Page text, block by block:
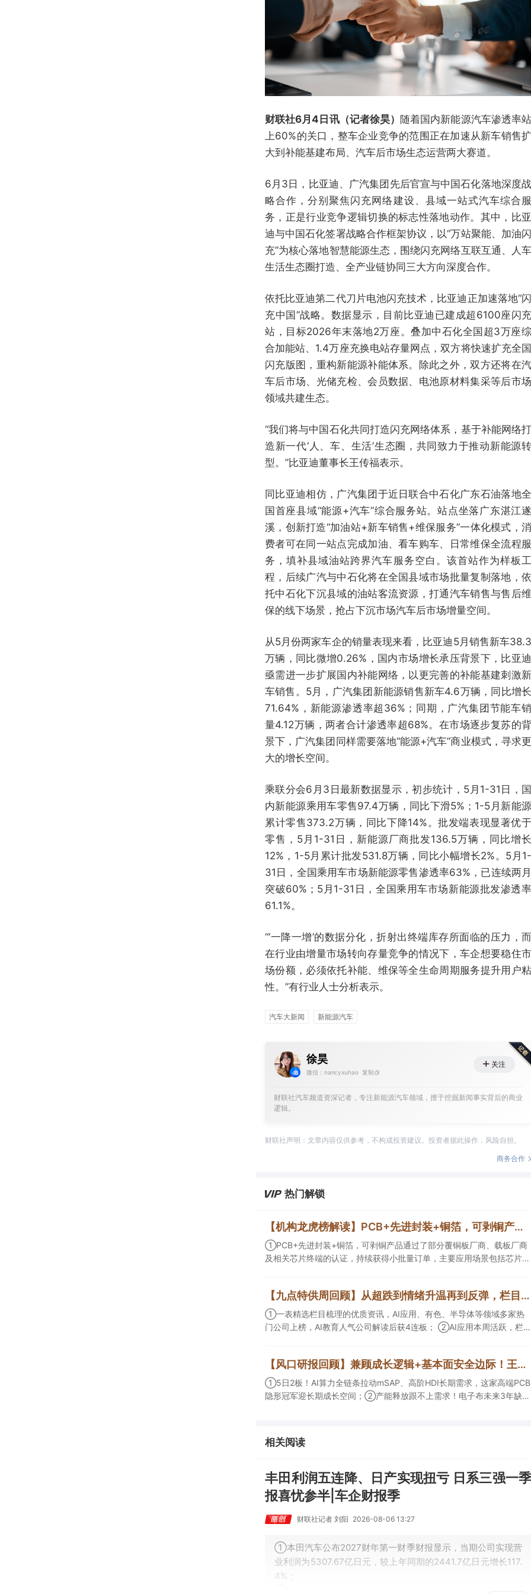
财联社6月4日讯（记者徐昊） 随着国内新能源汽车渗透率站
上60%的关口，整车企业竞争的范围正在加速从新车销售扩
大到补能基建布局、汽车后市场生态运营两大赛道。
6月3日，比亚迪、广汽集团先后官宣与中国石化落地深度战
略合作，分别聚焦闪充网络建设、县域一站式汽车综合服
务，正是行业竞争逻辑切换的标志性落地动作。其中，比亚
迪与中国石化签署战略合作框架协议，以“万站聚能、加油闪
充”为核心落地智慧能源生态，围绕闪充网络互联互通、人车
生活生态圈打造、全产业链协同三大方向深度合作。
依托比亚迪第二代刀片电池闪充技术，比亚迪正加速落地“闪
充中国”战略。数据显示，目前比亚迪已建成超6100座闪充
站，目标2026年末落地2万座。叠加中石化全国超3万座综
合加能站、1.4万座充换电站存量网点，双方将快速扩充全国
闪充版图，重构新能源补能体系。除此之外，双方还将在汽
车后市场、光储充检、会员数据、电池原材料集采等后市场
领域共建生态。
“我们将与中国石化共同打造闪充网络体系，基于补能网络打
造新一代‘人、车、生活’生态圈，共同致力于推动新能源转
型。”比亚迪董事长王传福表示。
同比亚迪相仿，广汽集团于近日联合中石化广东石油落地全
国首座县域“能源+汽车”综合服务站。站点坐落广东湛江遂
溪，创新打造“加油站+新车销售+维保服务”一体化模式，消
费者可在同一站点完成加油、看车购车、日常维保全流程服
务，填补县域油站跨界汽车服务空白。该首站作为样板工
程，后续广汽与中石化将在全国县域市场批量复制落地，依
托中石化下沉县域的油站客流资源，打通汽车销售与售后维
保的线下场景，抢占下沉市场汽车后市场增量空间。
从5月份两家车企的销量表现来看，比亚迪5月销售新车38.3
万辆，同比微增0.26%，国内市场增长承压背景下，比亚迪
亟需进一步扩展国内补能网络，以更完善的补能基建刺激新
车销售。5月，广汽集团新能源销售新车4.6万辆，同比增长
71.64%，新能源渗透率超36%；同期，广汽集团节能车销
量4.12万辆，两者合计渗透率超68%。在市场逐步复苏的背
景下，广汽集团同样需要落地“能源+汽车”商业模式，寻求更
大的增长空间。
乘联分会6月3日最新数据显示，初步统计，5月1-31日，国
内新能源乘用车零售97.4万辆，同比下滑5%；1-5月新能源
累计零售373.2万辆，同比下降14%。批发端表现显著优于
零售，5月1-31日，新能源厂商批发136.5万辆，同比增长
12%，1-5月累计批发531.8万辆，同比小幅增长2%。5月1-
31日，全国乘用车市场新能源零售渗透率63%，已连续两月
突破60%；5月1-31日，全国乘用车市场新能源批发渗透率
61.1%。
“‘一降一增’的数据分化，折射出终端库存所面临的压力，而
在行业由增量市场转向存量竞争的情况下，车企想要稳住市
场份额，必须依托补能、维保等全生命周期服务提升用户粘
性。”有行业人士分析表示。
汽车大新闻 新能源汽车
徐昊
微信：nancyxuhao 复制
关注
财联社汽车频道资深记者，专注新能源汽车领域，擅于挖掘新闻事实背后的商业
逻辑。
财联社声明：文章内容仅供参考，不构成投资建议。投资者据此操作，风险自担。
商务合作
热门解锁
【机构龙虎榜解读】PCB+先进封装+铜箔，可剥铜产品通过了部分覆铜板厂商、载板厂商及相关芯片终端的认证，持续获得小批量订单，主要应用场景包括芯片封装光模块用PCB，机构大额净买入这家公司
①PCB+先进封装+铜箔，可剥铜产品通过了部分覆铜板厂商、载板厂商
及相关芯片终端的认证，持续获得小批量订单，主要应用场景包括芯片封
具备承接细胞与基因治疗产品商业化受托生产的合规资质，这家公司获净
买入。
【九点特供周回顾】从超跌到情绪升温再到反弹，栏目梳理AI应用题材逻辑，AI教育人气公司解读后获4连板
①一表精选栏目梳理的优质资讯，AI应用、有色、半导体等领域多家热
门公司上榜，AI教育人气公司解读后获4连板； ②AI应用本周活跃，栏目
提及2家核心公司双双涨停。
【风口研报回顾】兼顾成长逻辑+基本面安全边际！王牌自营前瞻覆盖“pcb+MLCC+电子布”，梳理AI产业链优质标的“深坑起跳”
①5日2板！AI算力全链条拉动mSAP、高阶HDI长期需求，这家高端PCB
隐形冠军迎长期成长空间；②产能释放跟不上需求！电子布未来3年缺口
王牌自营前瞻捕捉“预期差”，3日大涨26%。
相关阅读
丰田利润五连降、日产实现扭亏 日系三强一季
报喜忧参半|车企财报季
财联社记者 刘阳 2026-08-06 13:27
①本田汽车公布2027财年第一财季财报显示，当期公司实现营
业利润为5307.67亿日元，较上年同期的2441.7亿日元增长117.
4%；